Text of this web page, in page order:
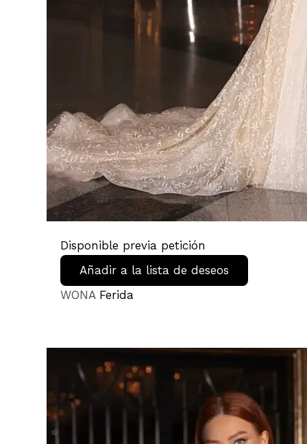
Disponible previa petición
Añadir a la lista de deseos
WONA Ferida